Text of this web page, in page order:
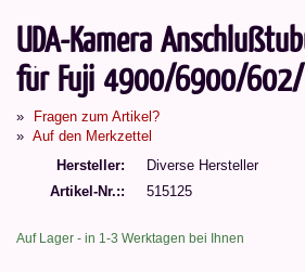
UDA-Kamera
für Fuji 4900/6900/
Fragen zum Artikel?
Auf den Merkzettel
Hersteller
Diverse Hersteller
Artikel-Nr.:
515125
Auf Lager - in 1-3 Werktagen bei Ihnen